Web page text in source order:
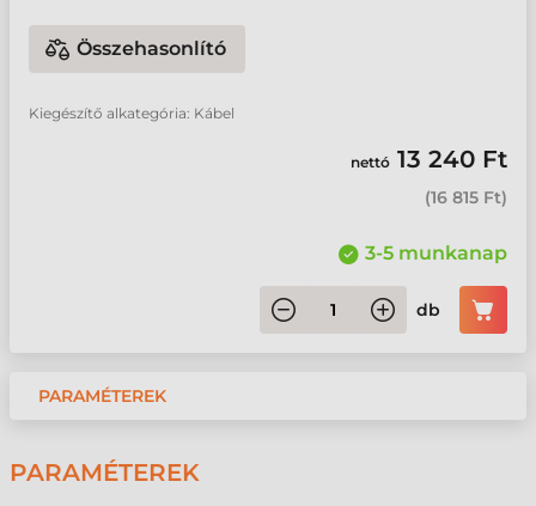
Összehasonlító
Kiegészítő alkategória: Kábel
nettó 13 240 Ft
(16 815 Ft)
3-5 munkanap
db
PARAMÉTEREK
PARAMÉTEREK